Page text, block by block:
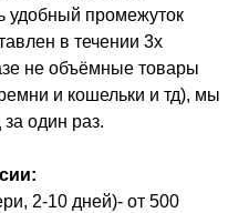
удобный промежуток
в течении 3х
не объёмные товары
и кошельки и тд), мы
один раз.
2-10 дней)- от 500